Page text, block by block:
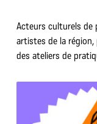
Acteurs culturels de
artistes de la
des ateliers de